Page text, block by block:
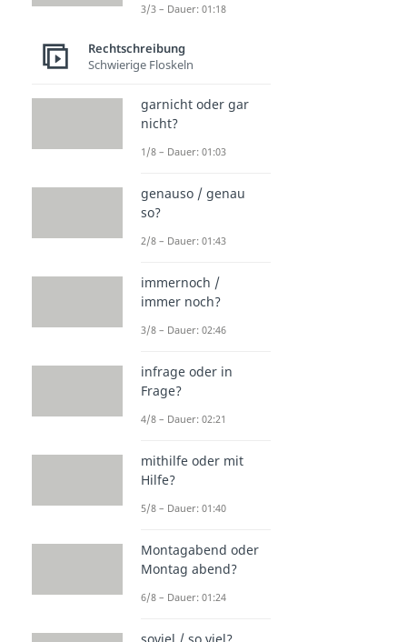
3/3 – Dauer: 01:18
Rechtschreibung
Schwierige Floskeln
garnicht oder gar
nicht?
1/8 – Dauer: 01:03
genauso / genau
so?
2/8 – Dauer: 01:43
immernoch /
immer noch?
3/8 – Dauer: 02:46
infrage oder in
Frage?
4/8 – Dauer: 02:21
mithilfe oder mit
Hilfe?
5/8 – Dauer: 01:40
Montagabend oder
Montag abend?
6/8 – Dauer: 01:24